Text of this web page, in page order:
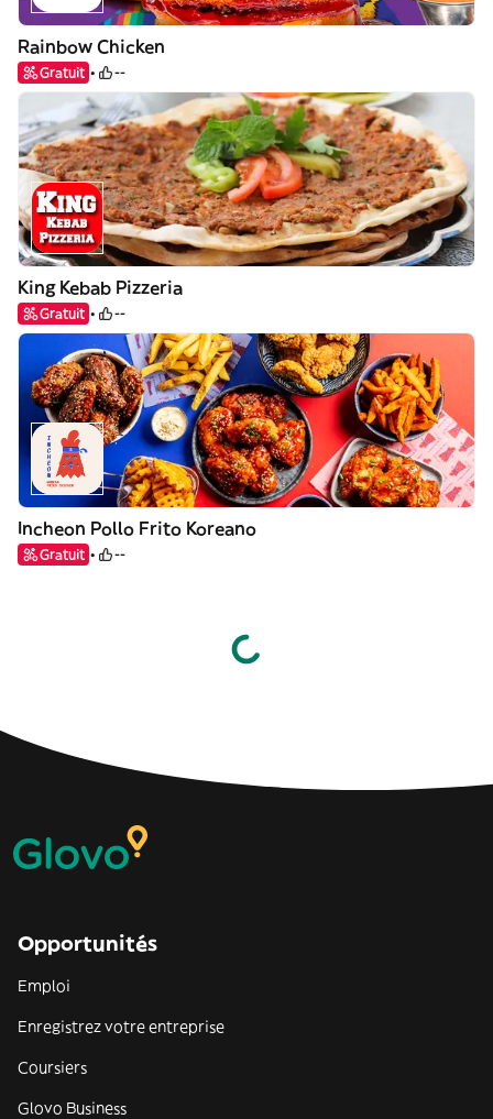
Rainbow Chicken
Gratuit --
King Kebab Pizzeria
Gratuit --
Incheon Pollo Frito Koreano
Gratuit --
Opportunités
Emploi
Enregistrez votre entreprise
Coursiers
Glovo Business